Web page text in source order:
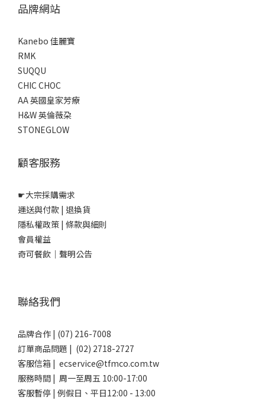
品牌網站
Kanebo 佳麗寶
RMK
SUQQU
CHIC CHOC
AA 英國皇家芳療
H&W 英倫薇朶
STONEGLOW
顧客服務
☛大宗採購需求
運送與付款 | 退換貨
隱私權政策 | 條款與細則
會員權益
奇可餐飲｜聲明公告
聯絡我們
品牌合作 | (07) 216-7008
訂單商品問題 | (02) 2718-2727
客服信箱 | ecservice@tfmco.com.tw
服務時間 | 周一至周五 10:00-17:00
客服暫停 | 例假日、平日12:00 - 13:00